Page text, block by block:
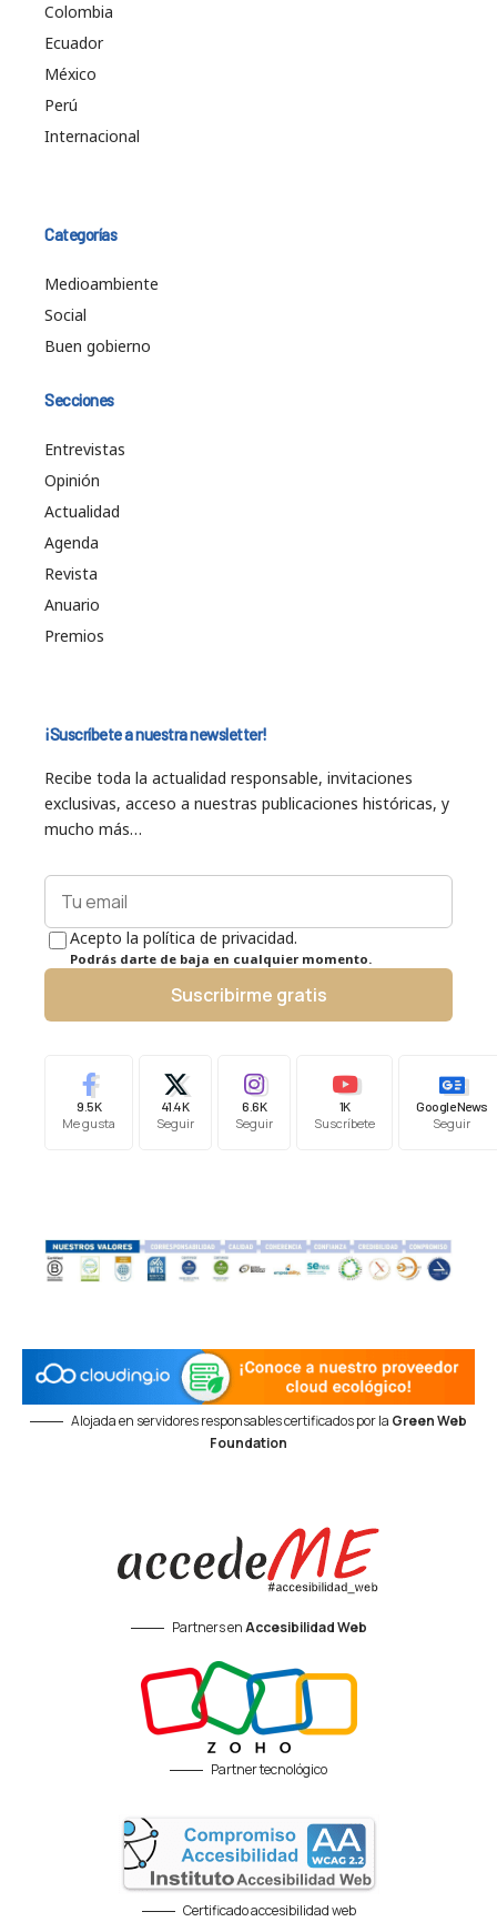
Colombia
Ecuador
México
Perú
Internacional
Categorías
Medioambiente
Social
Buen gobierno
Secciones
Entrevistas
Opinión
Actualidad
Agenda
Revista
Anuario
Premios
¡Suscríbete a nuestra newsletter!
Recibe toda la actualidad responsable, invitaciones
exclusivas, acceso a nuestras publicaciones históricas, y
mucho más…
Acepto la política de privacidad.
Podrás darte de baja en cualquier momento.
Suscribirme gratis
9.5K
Me gusta
41.4K
Seguir
6.6K
Seguir
1K
Suscríbete
Google News
Seguir
Alojada en servidores responsables certificados por la Green Web
Foundation
Partners enAccesibilidad Web
Partner tecnológico
Certificado accesibilidad web